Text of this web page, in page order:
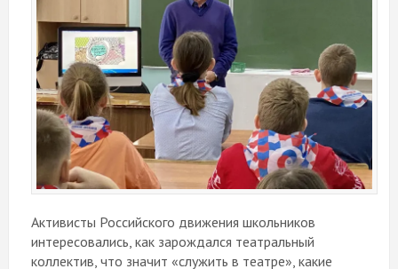
Активисты Российского движения школьников
интересовались, как зарождался театральный
коллектив, что значит «служить в театре», какие